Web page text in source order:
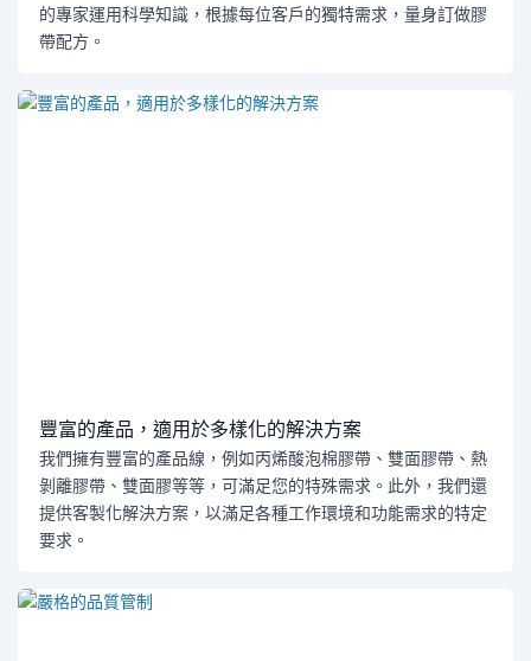
的專家運用科學知識，根據每位客戶的獨特需求，量身訂做膠
帶配方。
豐富的產品，適用於多樣化的解決方案
我們擁有豐富的產品線，例如丙烯酸泡棉膠帶、雙面膠帶、熱
剝離膠帶、雙面膠等等，可滿足您的特殊需求。此外，我們還
提供客製化解決方案，以滿足各種工作環境和功能需求的特定
要求。